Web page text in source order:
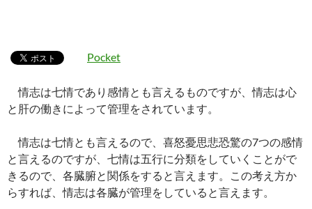
Pocket
情志は七情であり感情とも言えるものですが、情志は心
と肝の働きによって管理をされています。
情志は七情とも言えるので、喜怒憂思悲恐驚の7つの感情
と言えるのですが、七情は五行に分類をしていくことがで
きるので、各臓腑と関係をすると言えます。この考え方か
らすれば、情志は各臓が管理をしていると言えます。